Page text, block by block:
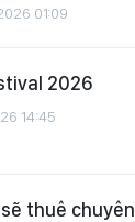
01:09
2026
14:45
thuê chuyên